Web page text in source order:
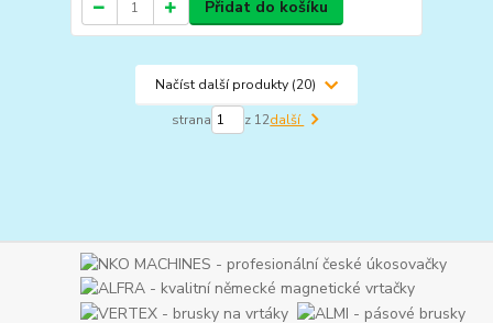
Přidat do košíku
Načíst další produkty (20)
strana z 12další